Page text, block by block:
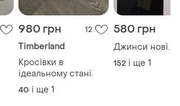
980 грн 12
Timberland
Кросівки в
ідеальному стані.
40 і ще 1
580 грн
Джинси нові.
152 і ще 1